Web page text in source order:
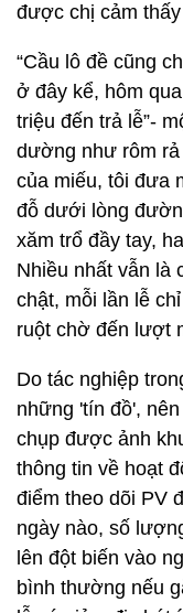
được chị cảm thấy
“Cầu lô đề cũng
ở đây kể, hôm
triệu đến trả lễ”-
dường như rôm rả
của miếu, tôi đưa
đỗ dưới lòng
xăm trổ đầy tay,
Nhiều nhất vẫn là
chật, mỗi lần lễ
ruột chờ đến lượt
Do tác nghiệp
những 'tín đồ',
chụp được ảnh
thông tin về hoạt
điểm theo dõi PV
ngày nào, số
lên đột biến vào
bình thường nếu